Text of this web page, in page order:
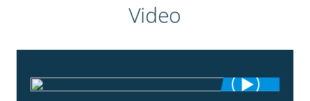
Video